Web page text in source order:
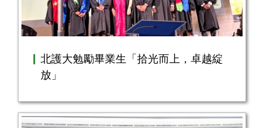
北護大勉勵畢業生「拾光而上，卓越綻
放」